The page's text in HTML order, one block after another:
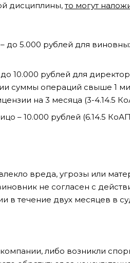
дисциплины,то могут
– до 5.000 рублей для
до 10.000 рублей для
суммы операций свыше 1
на 3 месяца (3-4.14.5
– 10.000 рублей (6.14.5
вреда, угрозы или
не согласен с
в течение двух месяцев в
либо возникли